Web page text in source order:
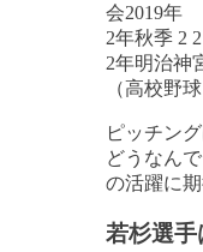
会2019年
2年秋季 2
2年明治神
（高校野
ピッチン
どうなん
の活躍に期
若杉選手